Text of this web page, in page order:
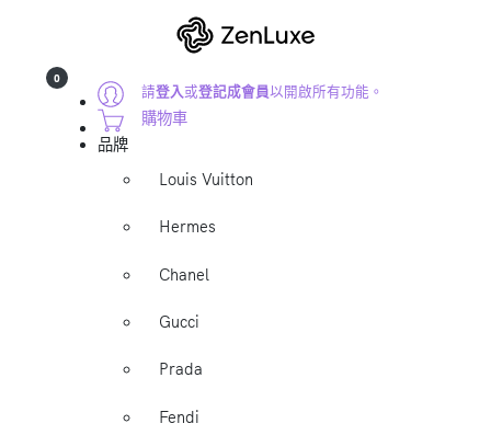
請登入或登記成會員以開啟所有功能。
0
購物車
品牌
Louis Vuitton
Hermes
Chanel
Gucci
Prada
Fendi